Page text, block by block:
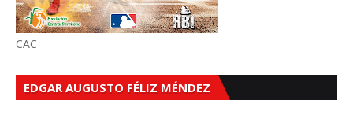
CAC
EDGAR AUGUSTO FÉLIZ MÉNDEZ